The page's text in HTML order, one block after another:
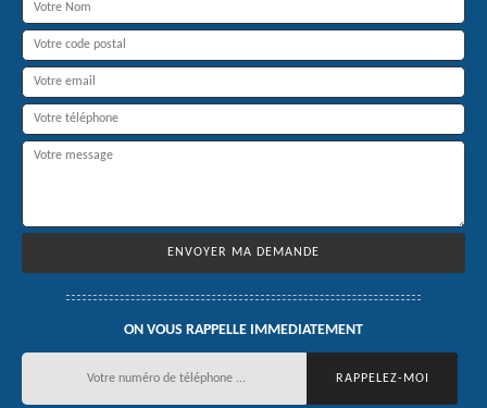
ON VOUS RAPPELLE IMMEDIATEMENT